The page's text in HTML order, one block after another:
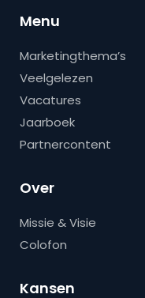
Menu
Marketingthema’s
Veelgelezen
Vacatures
Jaarboek
Partnercontent
Over
Missie & Visie
Colofon
Kansen